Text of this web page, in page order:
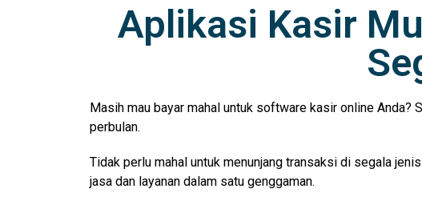
Aplikasi Kasir
Masih mau bayar mahal untuk software kasir online Anda?
perbulan.
Tidak perlu mahal untuk menunjang transaksi di segala
jasa dan layanan dalam satu genggaman.